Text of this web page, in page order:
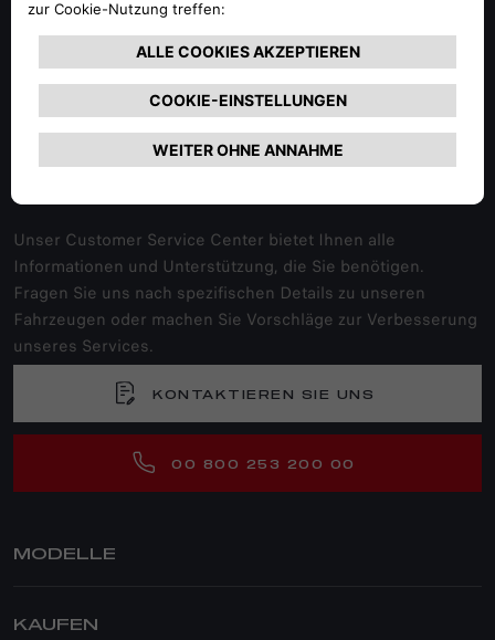
EIN ENGAGIERTES
TEAM, DAS SIE
UNTERSTÜTZT
Unser Customer Service Center bietet Ihnen alle
Informationen und Unterstützung, die Sie benötigen.
Fragen Sie uns nach spezifischen Details zu unseren
Fahrzeugen oder machen Sie Vorschläge zur Verbesserung
unseres Services.
KONTAKTIEREN SIE UNS
00 800 253 200 00
MODELLE
JUNIOR ELETTRICA
KAUFEN